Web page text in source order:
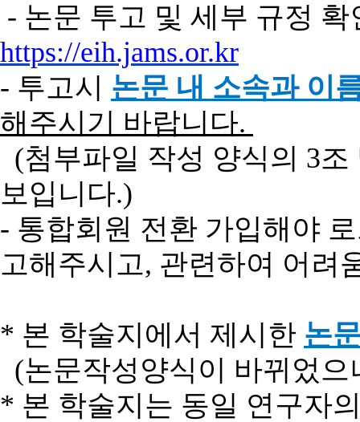
- 논문 투고 및 세부 규정 확
https://eih.jams.or.kr
- 투고시 논문 내 소속과 이
해주시기
바랍니다.
(첨부파일 작성 양식의 3조
보입니다.)
- 통합회원 전환 가입해야
고해주시고, 관련하여 어려
* 본 학술지에서 제시한 논
(논문작성양식이 바뀌었
* 본 학술지는 동일 연구자